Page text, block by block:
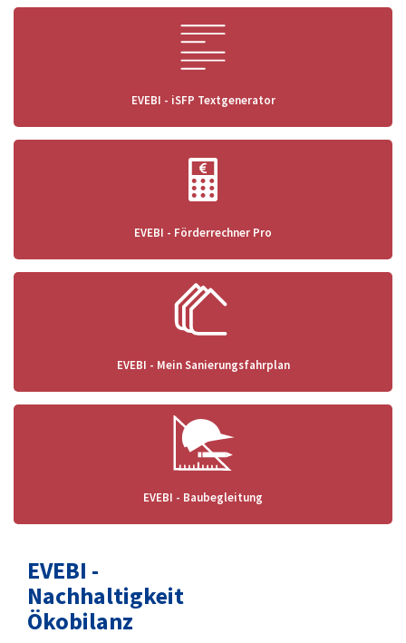
EVEBI - iSFP Textgenerator
EVEBI - Förderrechner Pro
EVEBI - Mein Sanierungsfahrplan
EVEBI - Baubegleitung
EVEBI -
Nachhaltigkeit
Ökobilanz